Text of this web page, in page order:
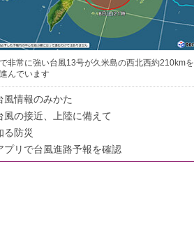
非常に強い台風13号が久米島の西北西約210kmを
んでいます
風情報のみかた
風の接近、上陸に備えて
る防災
プリで台風進路予報を確認